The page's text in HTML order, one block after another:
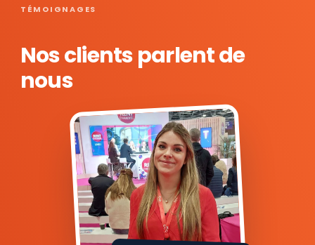
TÉMOIGNAGES
Nos clients parlent de
nous